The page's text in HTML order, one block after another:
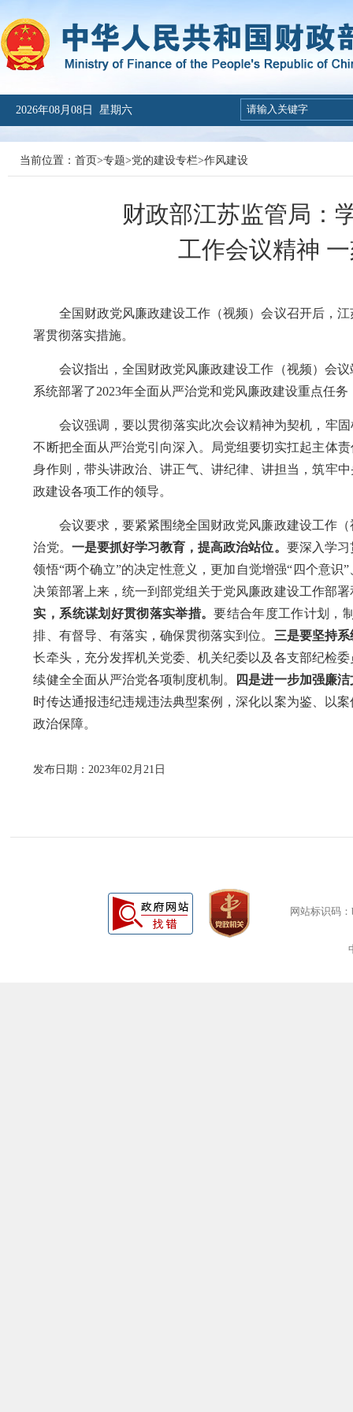
2026年08月08日 星期六
当前位置： 首页>专题>党的建设专栏>作风建设
财政部江苏监管局：
工作会议精神
全国财政党风廉政建设工作（视频）会议召开后， 江
署贯彻落实措施。
会议指出，全国财政党风廉政建设工作（视频）会
系统部署了2023年全面从严治党和党风廉政建设重点任
会议强调，要以贯彻落实此次会议精神为契机，牢
不断把全面从严治党引向深入。
局党组要切实扛起主体
身作则，带头讲政治、讲正气、讲纪律、讲担当，筑牢
政建设各项工作的领导。
会议要求，要紧紧围绕全国财政党风廉政建设工作
治党。 一是要抓好学习教育，提高政治站位。 要深入学习
领悟“两个确立”的决定性意义，更加自觉增强“四个意识
决策部署上来，统一到部党组关于党风廉政建设工作部
实，系统谋划好贯彻落实举措。要结合年度工作计划 ，
排、有督导、有落实，确保贯彻落实到位。 三是要坚持系
长牵头，充分发挥机关党委、机关纪委以及各支部纪检
续健全全面从严治党各项制度机制 。
四是进一步加强廉
时传达通报违纪违规违法典型案例，深化以案为鉴、以
政治保障。
发布日期：2023年02月21日
网站标识码